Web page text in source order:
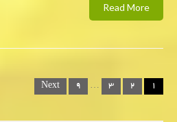
Read More
Posts
navigation
۲ ۳ … ۹ Next